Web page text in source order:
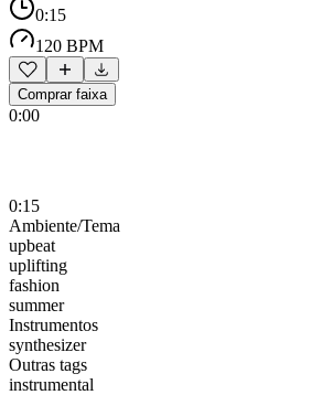
0:15
120 BPM
Comprar faixa
0:00
0:15
Ambiente/Tema
upbeat
uplifting
fashion
summer
Instrumentos
synthesizer
Outras tags
instrumental